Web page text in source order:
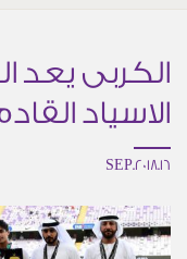
الكربى يعد
الاسياد
16.SEP.2018